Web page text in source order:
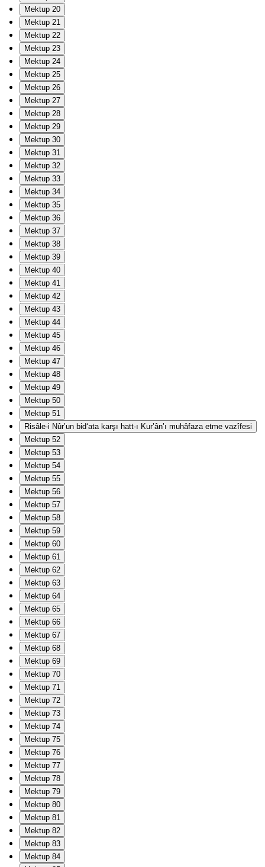
Mektup 20
Mektup 21
Mektup 22
Mektup 23
Mektup 24
Mektup 25
Mektup 26
Mektup 27
Mektup 28
Mektup 29
Mektup 30
Mektup 31
Mektup 32
Mektup 33
Mektup 34
Mektup 35
Mektup 36
Mektup 37
Mektup 38
Mektup 39
Mektup 40
Mektup 41
Mektup 42
Mektup 43
Mektup 44
Mektup 45
Mektup 46
Mektup 47
Mektup 48
Mektup 49
Mektup 50
Mektup 51
Risâle-i Nûr’un bid‘ata karşı hatt-ı Kur’ân’ı muhâfaza etme vazîfesi
Mektup 52
Mektup 53
Mektup 54
Mektup 55
Mektup 56
Mektup 57
Mektup 58
Mektup 59
Mektup 60
Mektup 61
Mektup 62
Mektup 63
Mektup 64
Mektup 65
Mektup 66
Mektup 67
Mektup 68
Mektup 69
Mektup 70
Mektup 71
Mektup 72
Mektup 73
Mektup 74
Mektup 75
Mektup 76
Mektup 77
Mektup 78
Mektup 79
Mektup 80
Mektup 81
Mektup 82
Mektup 83
Mektup 84